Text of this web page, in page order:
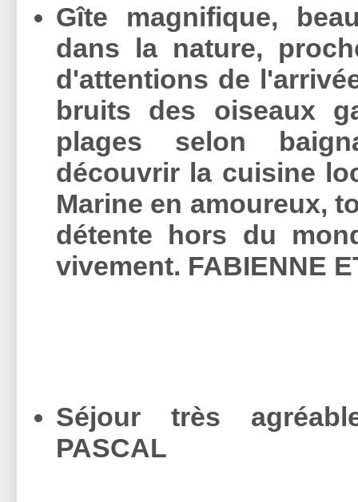
Gîte magnifique,
dans la nature,
d'attentions de
bruits des oiseaux
plages selon
découvrir la cuisine
Marine en amoureux,
détente hors du
vivement. FABIENNE
Séjour très
PASCAL